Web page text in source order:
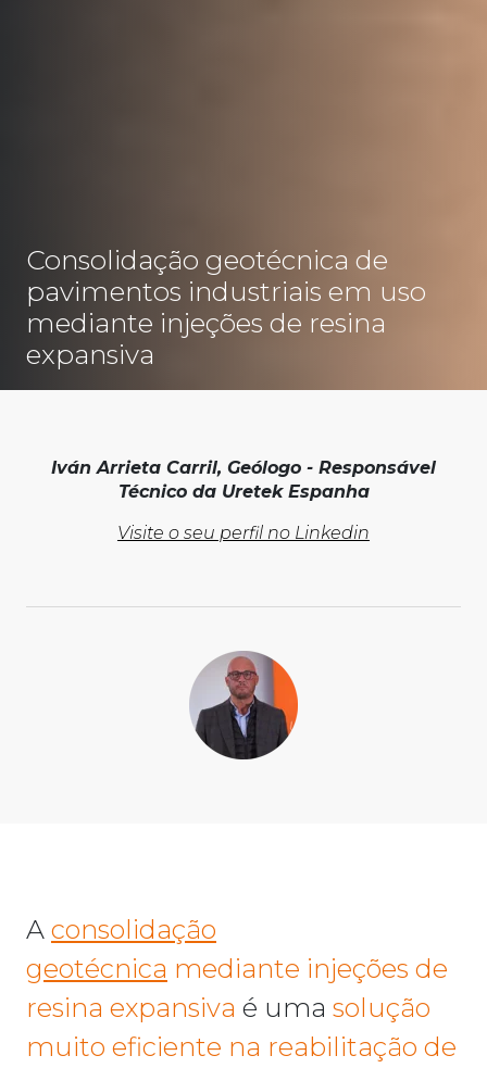
Consolidação geotécnica de
pavimentos industriais em uso
mediante injeções de resina
expansiva
Iván Arrieta Carril, Geólogo - Responsável
Técnico da Uretek Espanha
Visite o seu perfil no Linkedin
A consolidação
geotécnica mediante injeções de
resina expansiva é uma solução
muito eficiente na reabilitação de